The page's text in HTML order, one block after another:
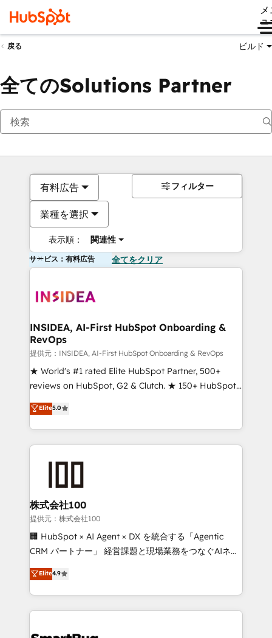
ュ
戻る ビルド
全てのSolutions Partner
有料広告
業種を選択
表示順： 関連性
フィルター
サービス：有料広告 全てをクリア
INSIDEA, AI-First HubSpot Onboarding &
RevOps
提供元：INSIDEA, AI-First HubSpot Onboarding & RevOps
★ World's #1 rated Elite HubSpot Partner, 500+
reviews on HubSpot, G2 & Clutch. ★ 150+ HubSpot
Certified Experts & Trainers across the team ★
1,500+ implementations across five continents ★ AI-
First, RevOps-led, Onboarding obsessed ★
Company of the Year 2024/25 INSIDEA helps
and build AI-powered workflows that drive adoption
from week one, in your time zone. What we do ➤
Onboarding: Live in weeks, with workflows built
around your business, not a template. ➤ Migration:
Move from any legacy CRM. Zero downtime, full data
run your revenue process. Sales, marketing, and
service wired together. ➤ AI and Integrations: Layer
tune-ups, feature rollouts, adoption coaching. Buying
Elite5.0
株式会社100
提供元：株式会社100
🏢 HubSpot × AI Agent × DX を統合する「Agentic
CRM パートナー」 経営課題と現場業務をつなぐAIネイ
ティブ・エージェンシーとして、HubSpot Eliteの実装
力で顧客フロント業務を再設計します。 💡 100inc は何
をする会社か？ HubSpotを共通基盤に、AIエージェン
トを組み込んだ顧客フロント業務（マーケティング・営
Elite4.9